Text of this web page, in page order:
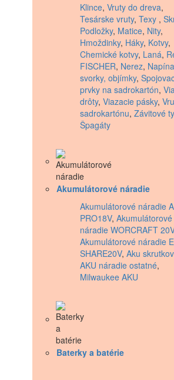
Klince, Vruty do dreva,
Tesárske vruty, Texy ,
Podložky, Matice, Nity,
Hmoždinky, Háky, Kotvy,
Chemické kotvy, Laná,
FISCHER, Nerez,
svorky, objímky,
prvky na sadrokartón,
drôty, Viazacie pásky,
sadrokartónu, Závitové
Špagáty
Akumulátorové náradie
Akumulátorové náradie
PRO18V, Akumulátorové
náradie WORCRAFT 20V
Akumulátorové náradie
SHARE20V, Aku
AKU náradie ostatné,
Milwaukee AKU
Baterky a batérie